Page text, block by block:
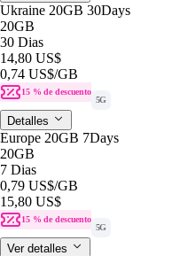
Ukraine 20GB 30Days
20GB
30 Dias
14,80 US$
0,74 US$/GB
15 % de descuento
5G
Detalles
Europe 20GB 7Days
20GB
7 Dias
0,79 US$/GB
15,80 US$
15 % de descuento
5G
Ver detalles